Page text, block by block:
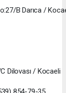
B Darıca /
Dilovası / Kocaeli